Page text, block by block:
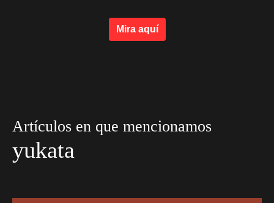
Mira aquí
Artículos en que mencionamos
yukata